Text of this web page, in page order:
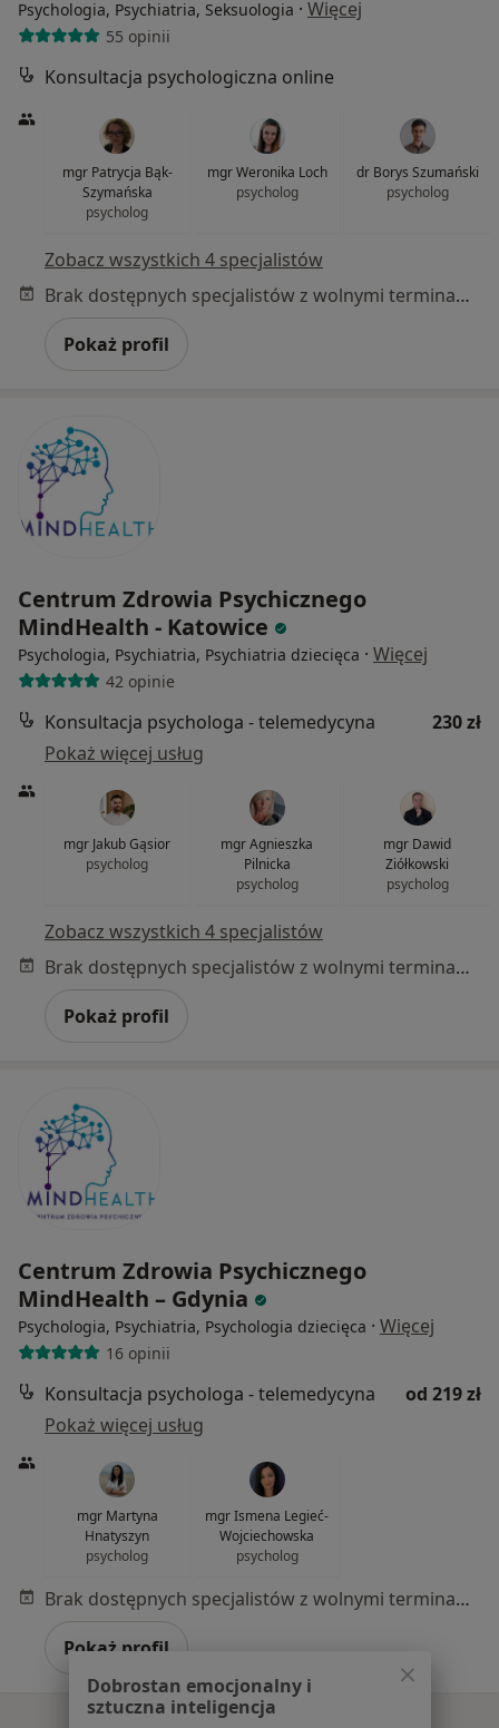
Psychologia, Psychiatria, Seksuologia · Więcej
55 opinii
Konsultacja psychologiczna online
mgr Patrycja Bąk-
Szymańska
psycholog
mgr Weronika Loch
psycholog
dr Borys Szumański
psycholog
Zobacz wszystkich 4 specjalistów
Brak dostępnych specjalistów z wolnymi terminami w tym centrum medycznym.
Pokaż profil
Centrum Zdrowia Psychicznego
MindHealth - Katowice
Psychologia, Psychiatria, Psychiatria dziecięca · Więcej
42 opinie
Konsultacja psychologa - telemedycyna
230 zł
Pokaż więcej usług
mgr Jakub Gąsior
psycholog
mgr Agnieszka
Pilnicka
psycholog
mgr Dawid
Ziółkowski
psycholog
Zobacz wszystkich 4 specjalistów
Brak dostępnych specjalistów z wolnymi terminami w tym centrum medycznym.
Pokaż profil
Centrum Zdrowia Psychicznego
MindHealth – Gdynia
Psychologia, Psychiatria, Psychologia dziecięca · Więcej
16 opinii
Konsultacja psychologa - telemedycyna
od 219 zł
Pokaż więcej usług
mgr Martyna
Hnatyszyn
psycholog
mgr Ismena Legieć-
Wojciechowska
psycholog
Brak dostępnych specjalistów z wolnymi terminami w tym centrum medycznym.
Pokaż profil
Dobrostan emocjonalny i
sztuczna inteligencja